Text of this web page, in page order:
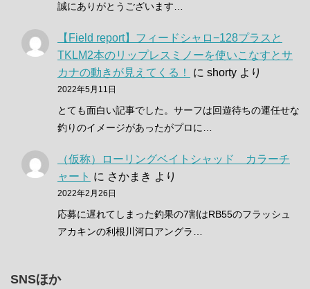
誠にありがとうございます…
【Field report】フィードシャロ−128プラスと
TKLM2本のリップレスミノーを使いこなすとサ
カナの動きが見えてくる！
に shorty より
2022年5月11日
とても面白い記事でした。サーフは回遊待ちの運任せな
釣りのイメージがあったがプロに…
（仮称）ローリングベイトシャッド カラーチ
ャート に さかまき より
2022年2月26日
応募に遅れてしまった釣果の7割はRB55のフラッシュ
アカキンの利根川河口アングラ…
SNSほか